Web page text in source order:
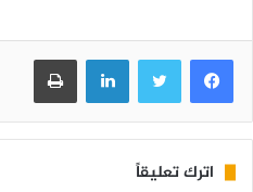
فيسبوك تويتر لينكدإن طباعة
اترك تعليقاً